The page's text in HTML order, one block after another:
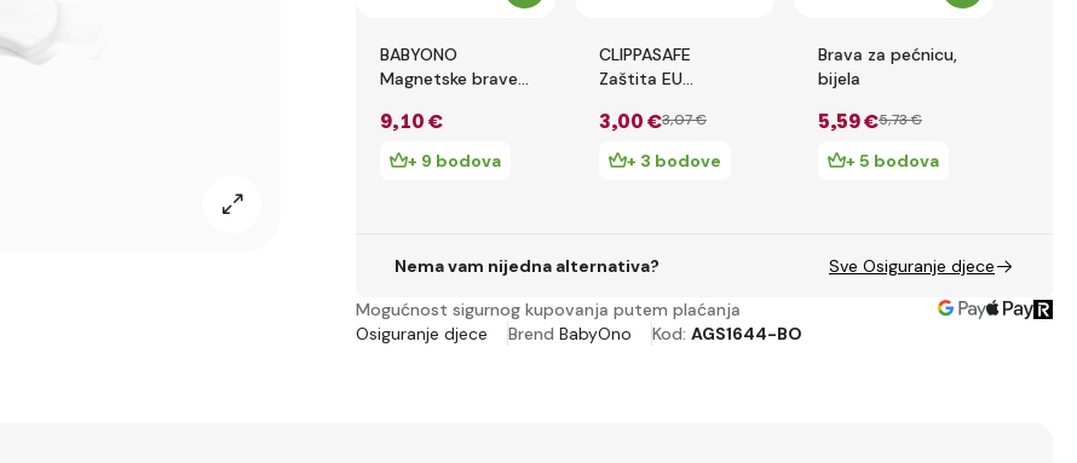
BABYONO
Magnetske brave
kom
9,10 €
+ 9 bodova
CLIPPASAFE
Zaštita EU
6kom
3,00 €3,07 €
+ 3 bodove
Brava za pećnicu,
bijela
5,59 €5,73 €
+ 5 bodova
Nema vam nijedna alternativa?
Sve Osiguranje djece
Mogućnost sigurnog kupovanja putem plaćanja
Osiguranje djece
Brend BabyOno Kod: AGS1644-BO